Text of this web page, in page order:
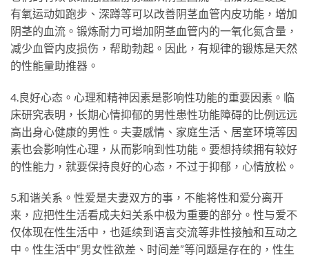
有氧运动如跑步、深蹲等可以改善阴茎血管内皮功能，增加
阴茎的血流。锻炼耐力可增加阴茎血管内的一氧化氮含量，
减少血管内皮损伤，帮助勃起。因此，有规律的锻炼是天然
的性能量助推器。
4.良好心态。心理和精神因素是影响性功能的重要因素。临
床研究表明，长期心情抑郁的男性患性功能障碍的比例远远
高出身心健康的男性。夫妻感情、家庭生活、居室环境等因
素也会影响性心理，从而影响到性功能。要想持续拥有较好
的性能力，就要保持良好的心态，不过于抑郁，心情放松。
5.和谐关系。性爱是夫妻双方的事，不能将性和爱分离开
来，应把性生活看成夫妇关系中极为重要的部分。性与爱不
仅体现在性生活中，也延续到语言交流等非性接触和互动之
中。性生活中“男女性欲差、时间差”等问题是存在的，性生